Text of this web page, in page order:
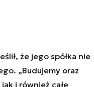
że jego spółka nie
„Budujemy oraz
i również całe